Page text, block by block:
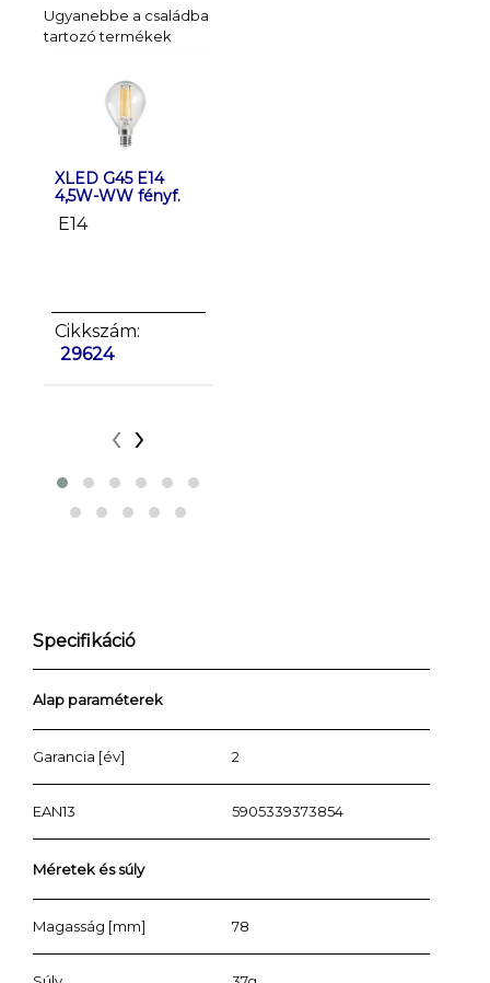
Ugyanebbe a családba
tartozó termékek
XLED G45 E14
4,5W-WW fényf.
E14
Cikkszám:
29624
‹ ›
Specifikáció
Alap paraméterek
Garancia [év] 2
EAN13 5905339373854
Méretek és súly
Magasság [mm] 78